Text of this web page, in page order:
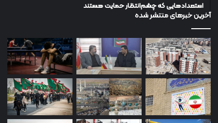
استعدادهایی که چشم‌انتظار حمایت هستند
آخرین خبرهای منتشر شده